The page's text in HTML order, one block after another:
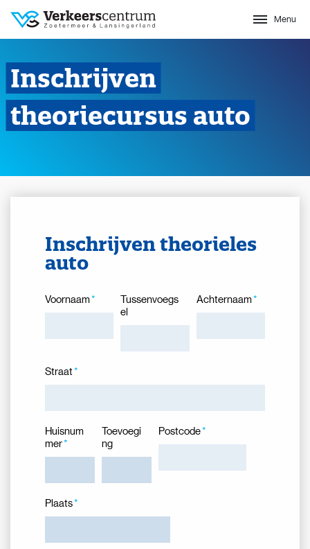
Menu
Sluit
Inschrijven
theoriecursus auto
Inschrijven theorieles
auto
Voornaam
Tussenvoegs
el
Achternaam
Straat
Huisnum
mer
Toevoegi
ng
Postcode
Plaats